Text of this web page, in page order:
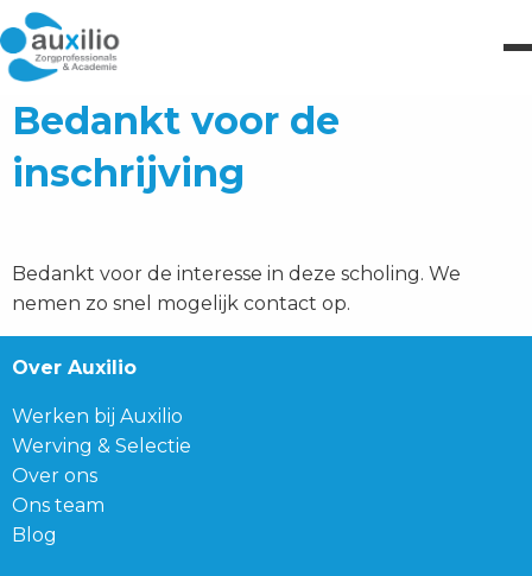
Bedankt voor de
inschrijving
Bedankt voor de interesse in deze scholing. We
nemen zo snel mogelijk contact op.
Over Auxilio
Werken bij Auxilio
Werving & Selectie
Over ons
Ons team
Blog